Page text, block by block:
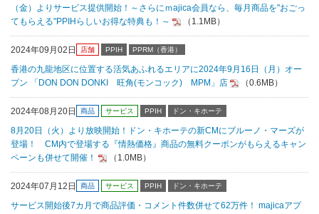
（金）よりサービス提供開始！～さらにｍajica会員なら、毎月商品を"おごっ
てもらえる"PPIHらしいお得な特典も！～
（1.1MB）
2024年09月02日 店舗 PPIH PPRM（香港）
香港の九龍地区に位置する活気あふれるエリアに2024年9月16日（月）オー
プン 「DON DON DONKI 旺角(モンコック) MPM」店
（0.6MB）
2024年08月20日 商品 サービス PPIH ドン・キホーテ
8月20日（火）より放映開始！ドン・キホーテの新CMにブルーノ・マーズが
登場！ CM内で登場する『情熱価格』商品の無料クーポンがもらえるキャン
ペーンも併せて開催！
（1.0MB）
2024年07月12日 商品 サービス PPIH ドン・キホーテ
サービス開始後7カ月で商品評価・コメント件数併せて62万件！ majicaアプ